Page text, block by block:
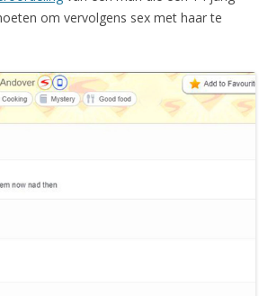
om vervolgens sex met haar te